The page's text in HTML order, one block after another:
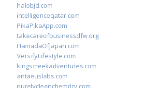
halobjd.com
intelligenceqatar.com
PikaPikaApp.com
takecareofbusinessdfw.org
HamadaOfJapan.com
VersifyLifestyle.com
kingscreekadventures.com
antaeuslabs.com
purelycleanchemdry.com